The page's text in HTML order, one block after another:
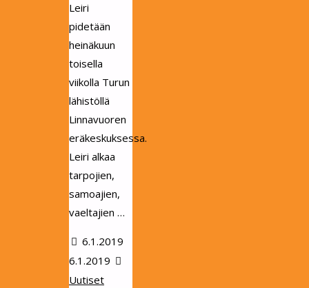
Leiri
pidetään
heinäkuun
toisella
viikolla Turun
lähistöllä
Linnavuoren
eräkeskuksessa.
Leiri alkaa
tarpojien,
samoajien,
vaeltajien …
6.1.2019
6.1.2019
Uutiset